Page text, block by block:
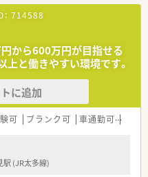
714588
円から600万円が目指せる
と働きやすい環境です。
に追加
可 ブランク可 車通勤可
駅 (JR太多線)